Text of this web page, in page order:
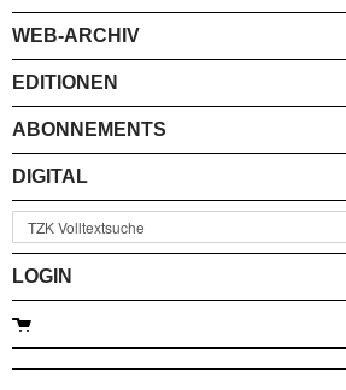
WEB-ARCHIV
EDITIONEN
ABONNEMENTS
DIGITAL
LOGIN